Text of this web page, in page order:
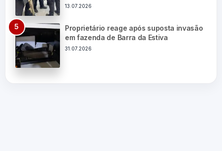
13.07.2026
Proprietário reage após suposta invasão
em fazenda de Barra da Estiva
31.07.2026